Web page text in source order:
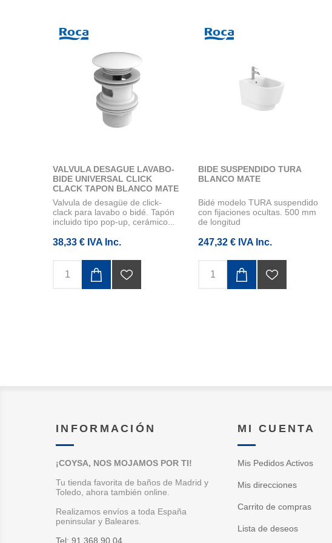
VALVULA DESAGUE LAVABO-
BIDE UNIVERSAL CLICK
CLACK TAPON BLANCO MATE
Ø 65 MM
Valvula de desagüe de click-
clack para lavabo o bidé. Tapón
incluido tipo pop-up, cerámico...
38,33 € IVA Inc.
BIDE SUSPENDIDO TURA
BLANCO MATE
Bidé modelo TURA suspendido
con fijaciones ocultas. 500 mm
de longitud
247,32 € IVA Inc.
INFORMACIÓN
¡COYSA, NOS MOJAMOS POR TI!
Tu tienda favorita de baños de Madrid y
Toledo, ahora también online.
Realizamos envíos a toda España
peninsular y Baleares.
Tel: 91 368 90 04
MI CUENTA
Mis Pedidos Activos
Mis direcciones
Carrito de compras
Lista de deseos